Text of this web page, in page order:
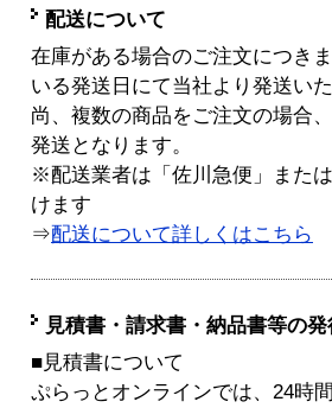
配送について
在庫がある場合のご注文につき
いる発送日にて当社より発送い
尚、複数の商品をご注文の場合
発送となります。
※配送業者は「佐川急便」また
けます
⇒配送について詳しくはこちら
見積書・請求書・納品書等の
■見積書について
ぷらっとオンラインでは、24時